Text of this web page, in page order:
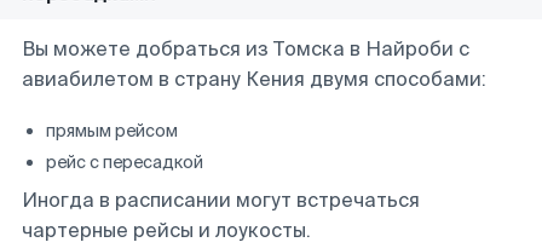
Вы можете добраться из Томска в Найроби с
авиабилетом в страну Кения двумя способами:
прямым рейсом
рейс с пересадкой
Иногда в расписании могут встречаться
чартерные рейсы и лоукосты.